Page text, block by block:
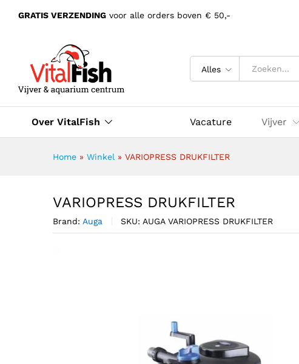
GRATIS VERZENDING voor alle orders boven € 50,-
Alles
Over VitalFish Vacature Vijver
Home » Winkel » VARIOPRESS DRUKFILTER
VARIOPRESS DRUKFILTER
Brand: Auga SKU: AUGA VARIOPRESS DRUKFILTER